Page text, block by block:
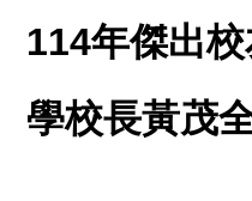
114年傑出
學校長黃茂